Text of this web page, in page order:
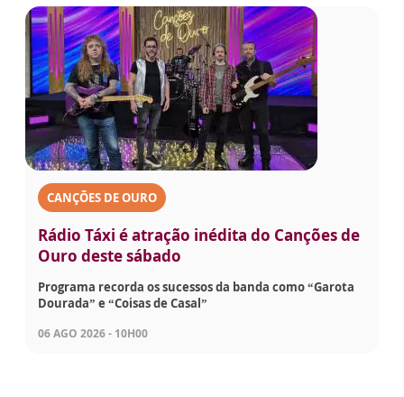
CANÇÕES DE OURO
Rádio Táxi é atração inédita do Canções de
Ouro deste sábado
Programa recorda os sucessos da banda como “Garota
Dourada” e “Coisas de Casal”
06 AGO 2026 - 10H00